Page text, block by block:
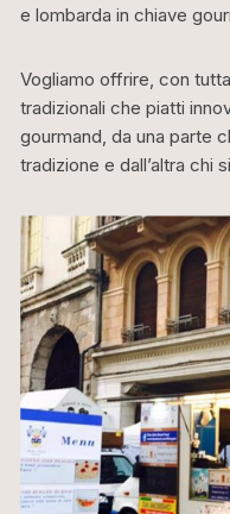
e lombarda in chiave
Vogliamo offrire, con
tradizionali che piatti
gourmand, da una parte
tradizione e dall’altra chi